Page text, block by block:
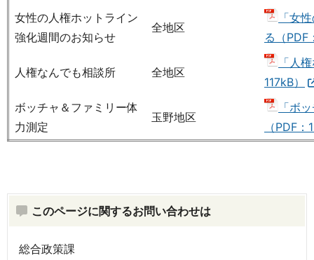
女性の人権ホットライン
強化週間のお知らせ
全地区
「女
る（PDF
人権なんでも相談所 全地区
「人
117kB）
ボッチャ＆ファミリー体
力測定
玉野地区
「ボ
（PDF
このページに関するお問い合わせは
総合政策課